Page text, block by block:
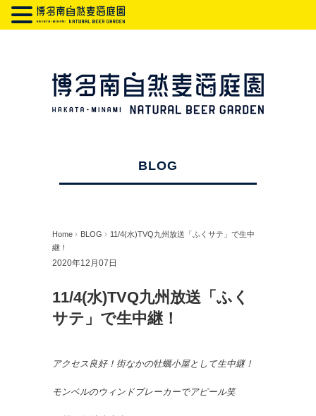
BLOG
Home › BLOG › 11/4(水)TVQ九州放送「ふくサテ」で生中
継！
2020年12月07日
11/4(水)TVQ九州放送「ふく
サテ」で生中継！
アクセス良好！街なかの牡蠣小屋として生中継！
モンベルのウィンドブレーカーでアピール笑